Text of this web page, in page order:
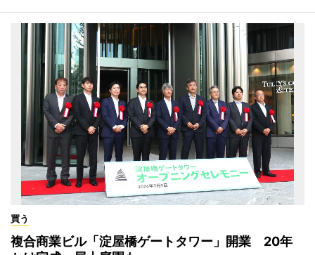
買う
複合商業ビル「淀屋橋ゲートタワー」開業 20年